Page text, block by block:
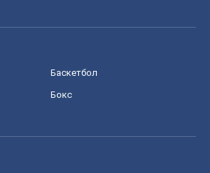
Баскетбол
Бокс